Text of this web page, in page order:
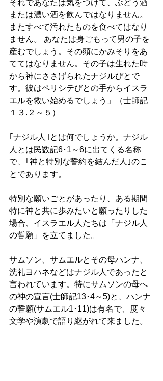
それであなたは気をつけて、ぶどう酒
または濃い酒を飲んではなりません。
またすべて汚れたものを食べてはなり
ません。 あなたは身ごもって男の子を
産むでしょう。その頭にかみそりをあ
ててはなりません。その子は生れた時
から神にささげられたナジルびとで
す。彼はペリシテびとの手からイスラ
エルを救い始めるでしょう」（士師記
１３.２～５）
｢ナジル人｣とは何でしょうか。ナジル
人とは民数記6･1～6に出てくる名称
で、｢神と特別な誓約を結んだ人｣のこ
とであります。
特別な願いごとがあったり、ある期間
特に神と共に歩みたいと願ったりした
場合、イスラエル人たちは「ナジル人
の誓願」を立てました。
サムソン、サムエルとその母ハンナ、
洗礼ヨハネなどはナジル人であったと
言われています。特にサムソンの母へ
の神の宣言(士師記13･4～5)と、ハンナ
の誓願(サムエル1･11)は有名で、度々
文学や演劇で語り継がれて来ました。